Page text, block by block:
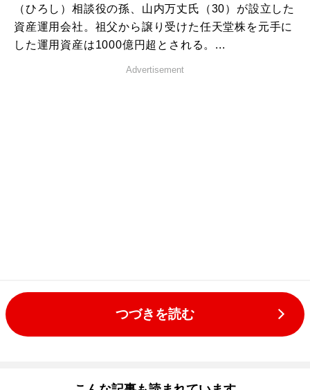
（ひろし）相談役の孫、山内万丈氏（30）が設立した
資産運用会社。祖父から譲り受けた任天堂株を元手に
した運用資産は1000億円超とされる。...
Advertisement
つづきを読む